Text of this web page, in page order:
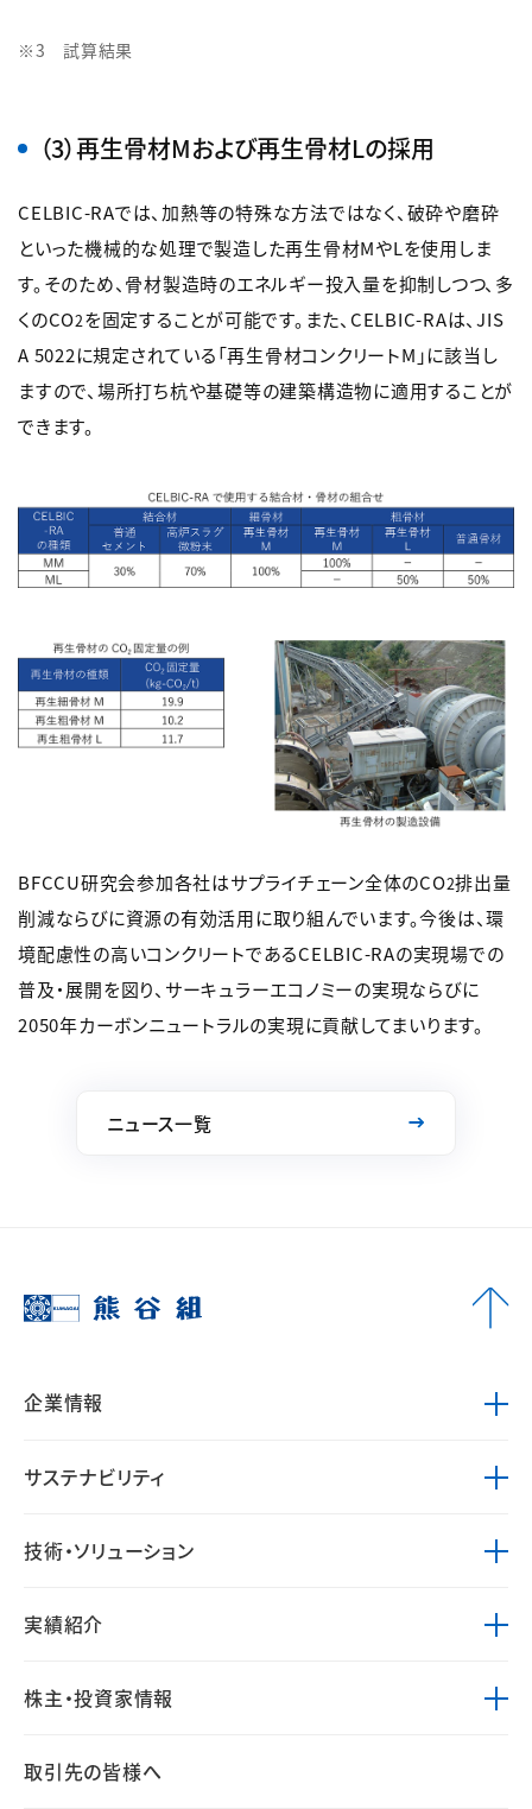
※3 試算結果
（3）再生骨材Mおよび再生骨材Lの採用
CELBIC-RAでは、加熱等の特殊な方法ではなく、破砕や磨砕
といった機械的な処理で製造した再生骨材MやLを使用しま
す。そのため、骨材製造時のエネルギー投入量を抑制しつつ、多
くのCO2を固定することが可能です。また、CELBIC-RAは、JIS
A 5022に規定されている「再生骨材コンクリートM」に該当し
ますので、場所打ち杭や基礎等の建築構造物に適用することが
できます。
BFCCU研究会参加各社はサプライチェーン全体のCO2排出量
削減ならびに資源の有効活用に取り組んでいます。今後は、環
境配慮性の高いコンクリートであるCELBIC-RAの実現場での
普及・展開を図り、サーキュラーエコノミーの実現ならびに
2050年カーボンニュートラルの実現に貢献してまいります。
ニュース一覧
企業情報
サステナビリティ
技術・ソリューション
実績紹介
株主・投資家情報
取引先の皆様へ